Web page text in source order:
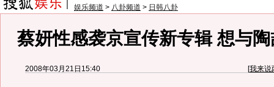
娱乐频道 > 八卦频道 > 日韩八卦
蔡妍性感袭京宣传新专辑 想与
2008年03月21日15:40 [我来说